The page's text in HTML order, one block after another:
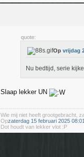
quote:
Op vrijdag
Nu bedtijd, serie
Slaap lekker UN
Wie mij niet heeft grootgebracht,
Opzaterdag 15 februari 2025 08:01
Dot houdt van lekker vlot :P